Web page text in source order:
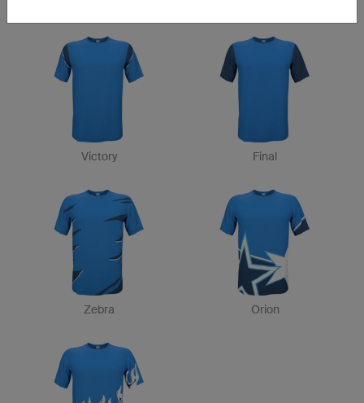
Victory Final
Zebra Orion